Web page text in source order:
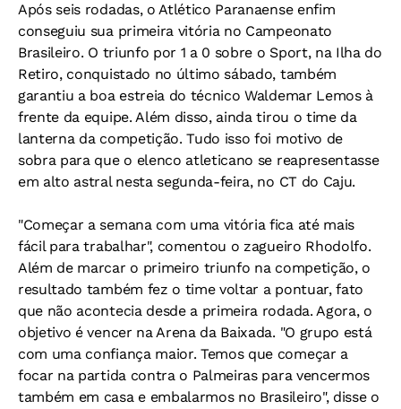
Após seis rodadas, o Atlético Paranaense enfim
conseguiu sua primeira vitória no Campeonato
Brasileiro. O triunfo por 1 a 0 sobre o Sport, na Ilha do
Retiro, conquistado no último sábado, também
garantiu a boa estreia do técnico Waldemar Lemos à
frente da equipe. Além disso, ainda tirou o time da
lanterna da competição. Tudo isso foi motivo de
sobra para que o elenco atleticano se reapresentasse
em alto astral nesta segunda-feira, no CT do Caju.
"Começar a semana com uma vitória fica até mais
fácil para trabalhar", comentou o zagueiro Rhodolfo.
Além de marcar o primeiro triunfo na competição, o
resultado também fez o time voltar a pontuar, fato
que não acontecia desde a primeira rodada. Agora, o
objetivo é vencer na Arena da Baixada. "O grupo está
com uma confiança maior. Temos que começar a
focar na partida contra o Palmeiras para vencermos
também em casa e embalarmos no Brasileiro", disse o